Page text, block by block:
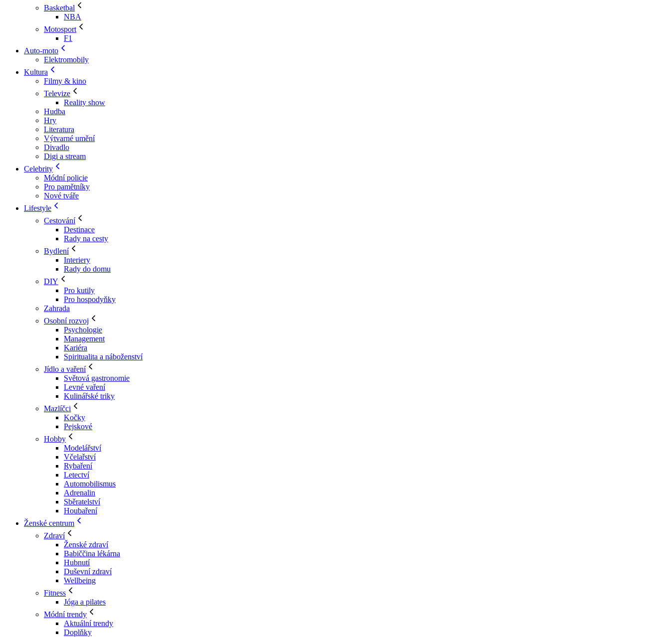
Basketbal
NBA
Motosport
F1
Auto-moto
Elektromobily
Kultura
Filmy & kino
Televize
Reality show
Hudba
Hry
Literatura
Výtvarné umění
Divadlo
Digi a stream
Celebrity
Módní policie
Pro pamětníky
Nové tváře
Lifestyle
Cestování
Destinace
Rady na cesty
Bydlení
Interiery
Rady do domu
DIY
Pro kutily
Pro hospodyňky
Zahrada
Osobní rozvoj
Psychologie
Management
Kariéra
Spiritualita a náboženství
Jídlo a vaření
Světová gastronomie
Levné vaření
Kulinářské triky
Mazlíčci
Kočky
Pejskové
Hobby
Modelářství
Včelařství
Rybaření
Letectví
Automobilismus
Adrenalin
Sběratelství
Houbaření
Ženské centrum
Zdraví
Ženské zdraví
Babiččina lékárna
Hubnutí
Duševní zdraví
Wellbeing
Fitness
Jóga a pilates
Módní trendy
Aktuální trendy
Doplňky